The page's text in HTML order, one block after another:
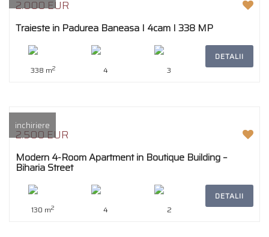
2.000 EUR
Traieste in Padurea Baneasa I 4cam I 338 MP
338 m2 4 3
DETALII
inchiriere
2.500 EUR
Modern 4-Room Apartment in Boutique Building –
Biharia Street
130 m2 4 2
DETALII